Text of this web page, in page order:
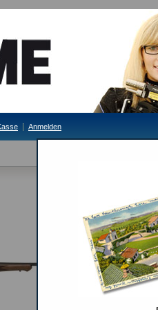
Anmelden
Lieferzeit: auf
Bitte
ODER